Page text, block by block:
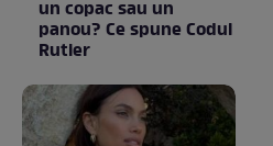
un copac sau un
panou? Ce spune Codul
Rutier